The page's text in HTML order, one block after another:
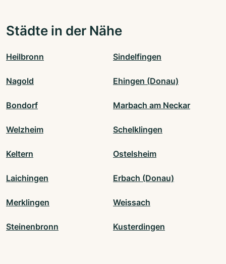
Städte in der Nähe
Heilbronn Sindelfingen
Nagold Ehingen (Donau)
Bondorf Marbach am Neckar
Welzheim Schelklingen
Keltern Ostelsheim
Laichingen Erbach (Donau)
Merklingen Weissach
Steinenbronn Kusterdingen